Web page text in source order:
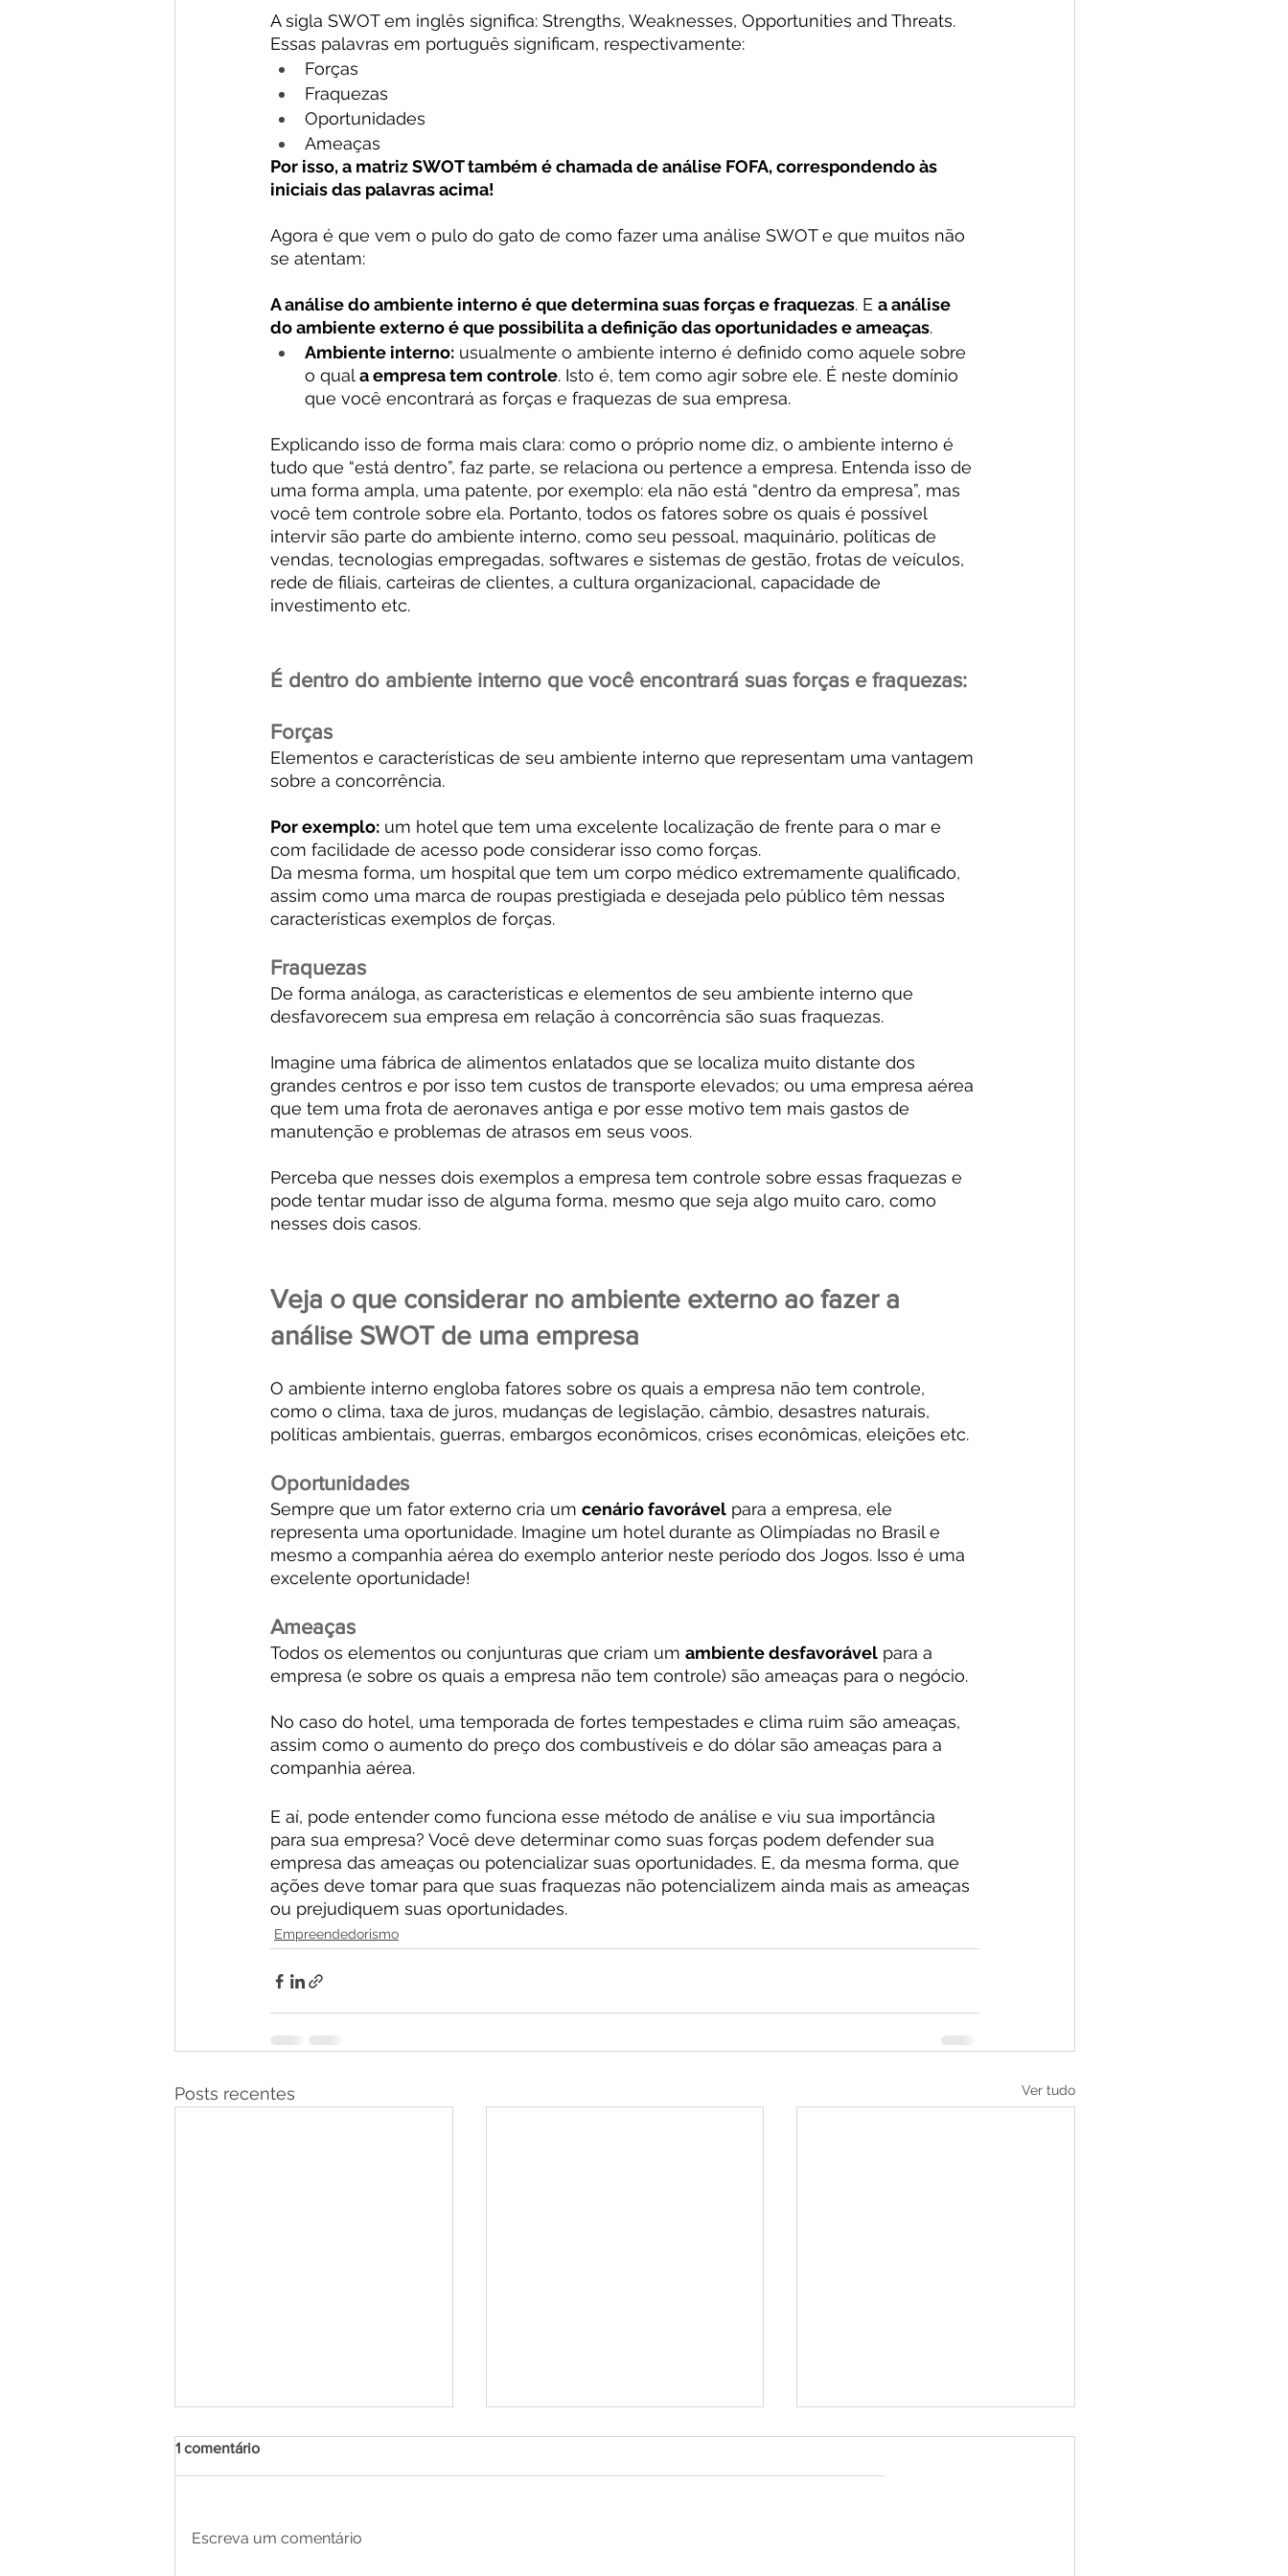
A sigla SWOT em inglês significa: Strengths, Weaknesses, Opportunities and Threats.
Essas palavras em português significam, respectivamente:
Forças
Fraquezas
Oportunidades
Ameaças
Por isso, a matriz SWOT também é chamada de análise FOFA, correspondendo às
iniciais das palavras acima!
Agora é que vem o pulo do gato de como fazer uma análise SWOT e que muitos não
se atentam:
A análise do ambiente interno é que determina suas forças e fraquezas. E a análise
do ambiente externo é que possibilita a definição das oportunidades e ameaças.
Ambiente interno: usualmente o ambiente interno é definido como aquele sobre
o qual a empresa tem controle. Isto é, tem como agir sobre ele. É neste domínio
que você encontrará as forças e fraquezas de sua empresa.
Explicando isso de forma mais clara: como o próprio nome diz, o ambiente interno é
tudo que “está dentro”, faz parte, se relaciona ou pertence a empresa. Entenda isso de
uma forma ampla, uma patente, por exemplo: ela não está “dentro da empresa”, mas
você tem controle sobre ela. Portanto, todos os fatores sobre os quais é possível
intervir são parte do ambiente interno, como seu pessoal, maquinário, políticas de
vendas, tecnologias empregadas, softwares e sistemas de gestão, frotas de veículos,
rede de filiais, carteiras de clientes, a cultura organizacional, capacidade de
investimento etc.
É dentro do ambiente interno que você encontrará suas forças e fraquezas:
Forças
Elementos e características de seu ambiente interno que representam uma vantagem
sobre a concorrência.
Por exemplo: um hotel que tem uma excelente localização de frente para o mar e
com facilidade de acesso pode considerar isso como forças.
Da mesma forma, um hospital que tem um corpo médico extremamente qualificado,
assim como uma marca de roupas prestigiada e desejada pelo público têm nessas
características exemplos de forças.
Fraquezas
De forma análoga, as características e elementos de seu ambiente interno que
desfavorecem sua empresa em relação à concorrência são suas fraquezas.
Imagine uma fábrica de alimentos enlatados que se localiza muito distante dos
grandes centros e por isso tem custos de transporte elevados; ou uma empresa aérea
que tem uma frota de aeronaves antiga e por esse motivo tem mais gastos de
manutenção e problemas de atrasos em seus voos.
Perceba que nesses dois exemplos a empresa tem controle sobre essas fraquezas e
pode tentar mudar isso de alguma forma, mesmo que seja algo muito caro, como
nesses dois casos.
Veja o que considerar no ambiente externo ao fazer a
análise SWOT de uma empresa
O ambiente interno engloba fatores sobre os quais a empresa não tem controle,
como o clima, taxa de juros, mudanças de legislação, câmbio, desastres naturais,
políticas ambientais, guerras, embargos econômicos, crises econômicas, eleições etc.
Oportunidades
Sempre que um fator externo cria um cenário favorável para a empresa, ele
representa uma oportunidade. Imagine um hotel durante as Olimpíadas no Brasil e
mesmo a companhia aérea do exemplo anterior neste período dos Jogos. Isso é uma
excelente oportunidade!
Ameaças
Todos os elementos ou conjunturas que criam um ambiente desfavorável para a
empresa (e sobre os quais a empresa não tem controle) são ameaças para o negócio.
No caso do hotel, uma temporada de fortes tempestades e clima ruim são ameaças,
assim como o aumento do preço dos combustíveis e do dólar são ameaças para a
companhia aérea.
E aí, pode entender como funciona esse método de análise e viu sua importância
para sua empresa? Você deve determinar como suas forças podem defender sua
empresa das ameaças ou potencializar suas oportunidades. E, da mesma forma, que
ações deve tomar para que suas fraquezas não potencializem ainda mais as ameaças
ou prejudiquem suas oportunidades.
Empreendedorismo
Posts recentes Ver tudo
1 comentário
Escreva um comentário